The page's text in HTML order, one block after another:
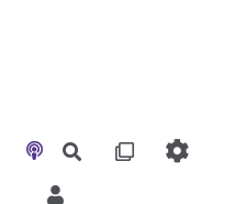
Rechercher